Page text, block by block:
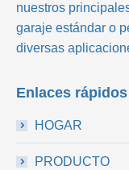
nuestros
garaje estándar o
diversas
Enlaces rápidos
HOGAR
PRODUCTO